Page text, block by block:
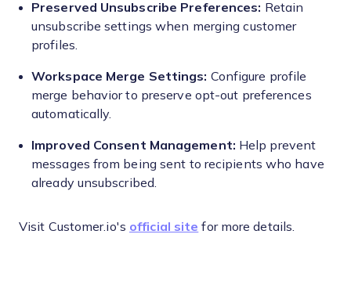
Preserved Unsubscribe Preferences: Retain
unsubscribe settings when merging customer
profiles.
Workspace Merge Settings: Configure profile
merge behavior to preserve opt-out preferences
automatically.
Improved Consent Management: Help prevent
messages from being sent to recipients who have
already unsubscribed.
Visit Customer.io's official site for more details.